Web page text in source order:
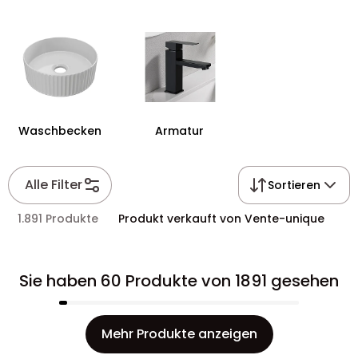
Waschbecken Armatur
Alle Filter Sortieren
1.891 Produkte Produkt verkauft von Vente-unique
Sie haben 60 Produkte von 1891 gesehen
Mehr Produkte anzeigen